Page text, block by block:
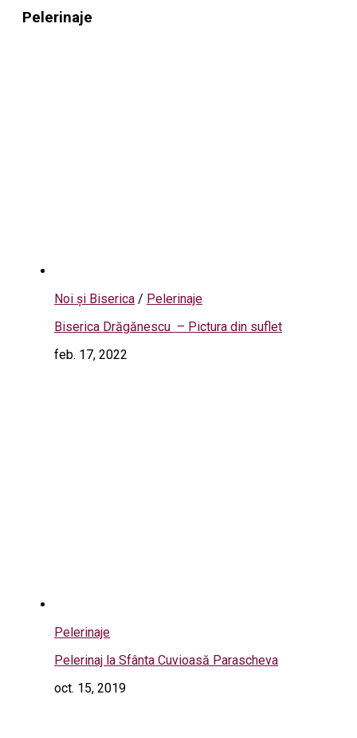
Pelerinaje
Noi și Biserica / Pelerinaje
Biserica Drăgănescu – Pictura din suflet
feb. 17, 2022
Pelerinaje
Pelerinaj la Sfânta Cuvioasă Parascheva
oct. 15, 2019